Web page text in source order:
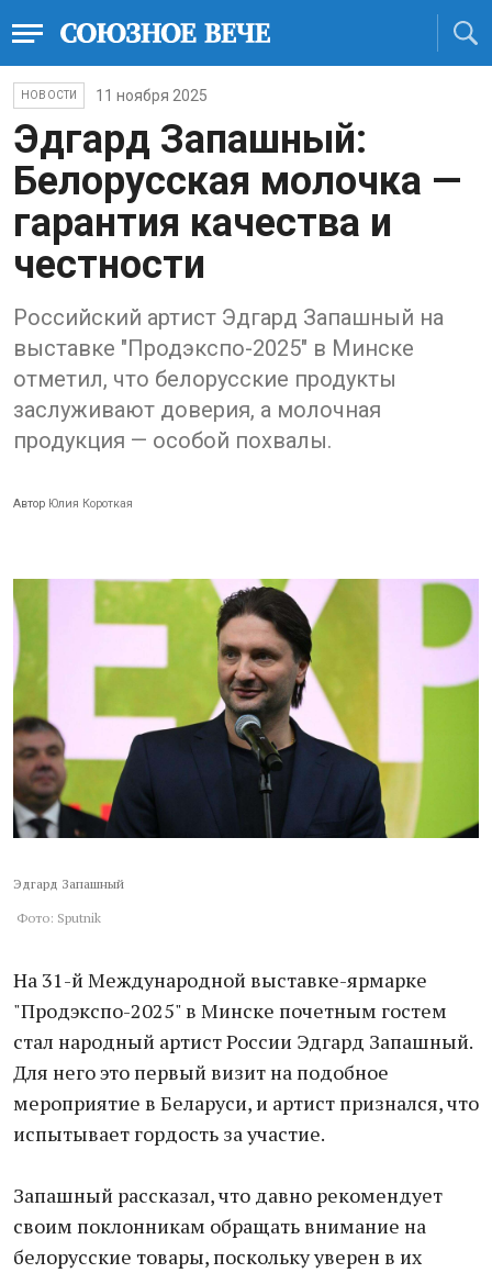
НОВОСТИ 11 ноября 2025
Эдгард Запашный:
Белорусская молочка —
гарантия качества и
честности
Российский артист Эдгард Запашный на
выставке "Продэкспо-2025" в Минске
отметил, что белорусские продукты
заслуживают доверия, а молочная
продукция — особой похвалы.
Автор Юлия Короткая
Эдгард Запашный
Фото: Sputnik
На 31-й Международной выставке-ярмарке
"Продэкспо-2025" в Минске почетным гостем
стал народный артист России Эдгард Запашный.
Для него это первый визит на подобное
мероприятие в Беларуси, и артист признался, что
испытывает гордость за участие.
Запашный рассказал, что давно рекомендует
своим поклонникам обращать внимание на
белорусские товары, поскольку уверен в их